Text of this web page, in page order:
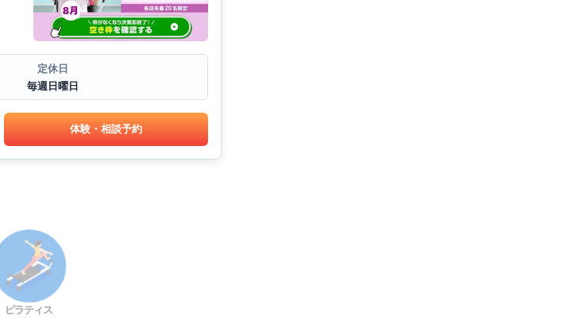
定休日
毎週日曜日
体験・相談予約
ピラティス